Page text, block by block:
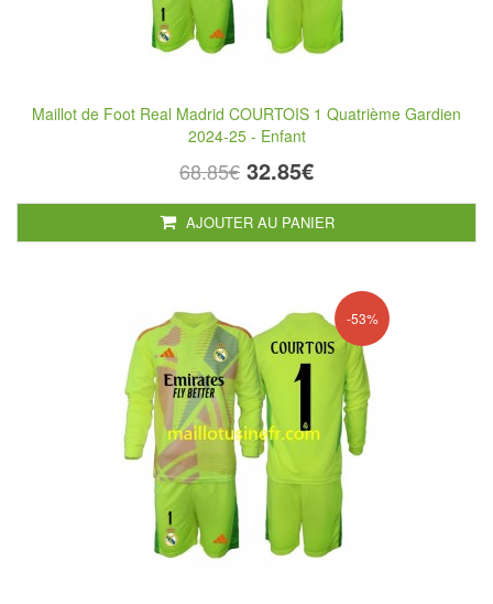
Maillot de Foot Real Madrid COURTOIS 1 Quatrième Gardien
2024-25 - Enfant
68.85€ 32.85€
AJOUTER AU PANIER
-53%